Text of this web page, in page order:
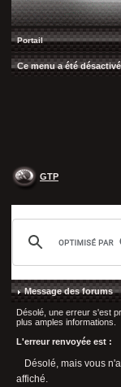
Portail
Ce menu a été désactivé
GTP
Message des forums
Désolé, une erreur s'est
plus amples informations.
L'erreur renvoyée est :
Désolé, mais vous
affiché.